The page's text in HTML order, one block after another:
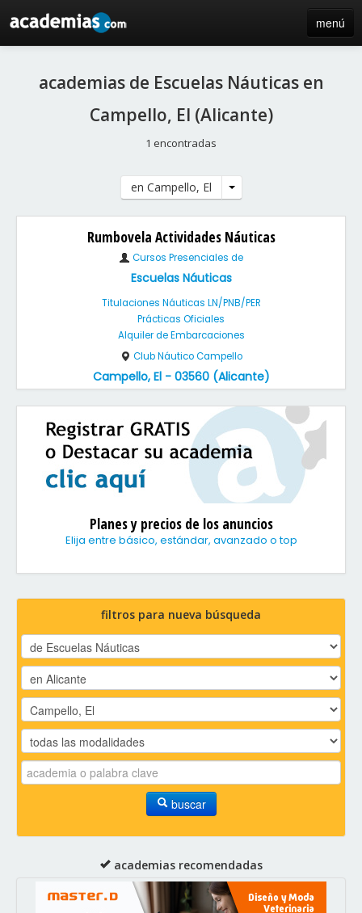
menú
blog
academias de Escuelas Náuticas en
Campello, El (Alicante)
1 encontradas
en Campello, El
Rumbovela Actividades Náuticas
Cursos Presenciales de
Escuelas Náuticas
Titulaciones Náuticas LN/PNB/PER
Prácticas Oficiales
Alquiler de Embarcaciones
Club Náutico Campello
Campello, El - 03560 (Alicante)
Planes y precios de los anuncios
Elija entre básico, estándar, avanzado o top
filtros para nueva búsqueda
buscar
academias recomendadas